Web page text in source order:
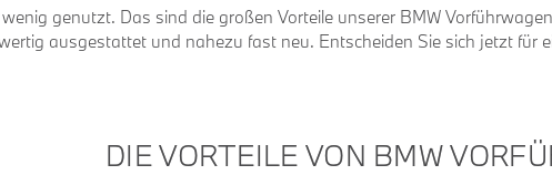
genutzt. Das sind die großen Vorteile unserer BMW
ausgestattet und nahezu fast neu. Entscheiden Sie sich jetzt für
DIE VORTEILE VON BMW